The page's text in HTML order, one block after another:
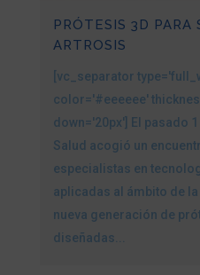
PRÓTESIS 3D PARA
ARTROSIS
[vc_separator
color='#eeeeee'
down='20px'] El pasado
Salud acogió un
especialistas en
aplicadas al ámbito de
nueva generación de
diseñadas...